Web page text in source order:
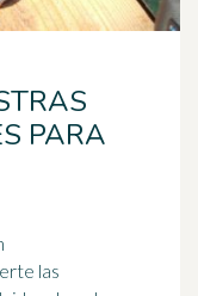
PARA
las